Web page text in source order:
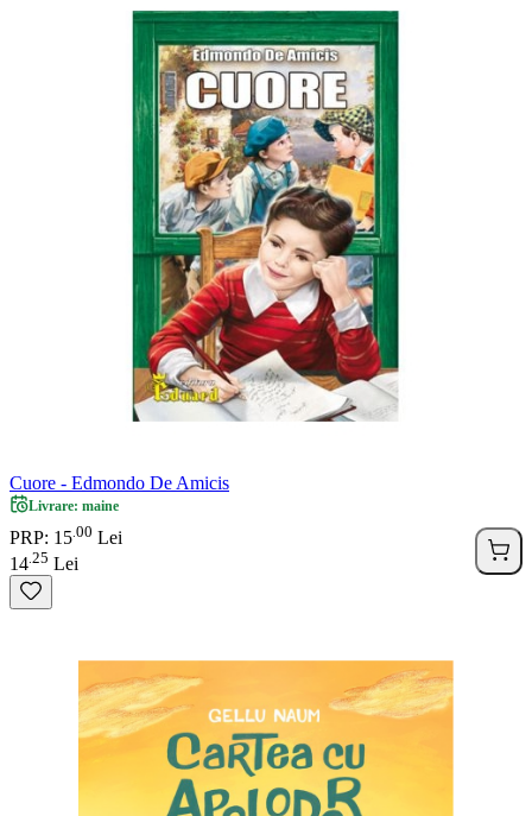
Cuore - Edmondo De Amicis
Livrare: maine
PRP: 15 00 Lei
14 25 Lei